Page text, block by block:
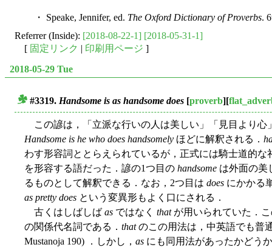
・ Speake, Jennifer, ed. The Oxford Dictionary of Proverbs.
Referrer (Inside): [2018-08-22-1] [2018-05-31-1]
[ 固定リンク | 印刷用ページ ]
2018-05-29 Tue
#3319. Handsome is as handsome does [proverb][
この諺は，「立派な行いの人は美しい」「見目より心
Handsome is he who does handsomely ほどに解釈される．
わす形容詞ととらえられているが，正式には騎士道的
を形容する語だった．諺の1つ目の handsome は外面の美
るものとして解釈できる．なお，2つ目は does にかかる
as pretty does という変異形もよく口にされる．
古くはしばしば as ではなく thatが用いられていた．
の関係代名詞である． thatのこの用法は，中英語でも普
Mustanoja 190) ．しかし， as にも同用法があったかどう